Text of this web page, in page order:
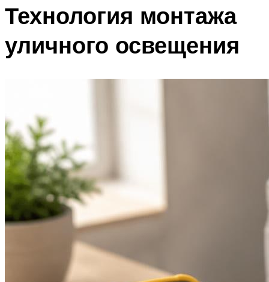
Технология монтажа
уличного освещения